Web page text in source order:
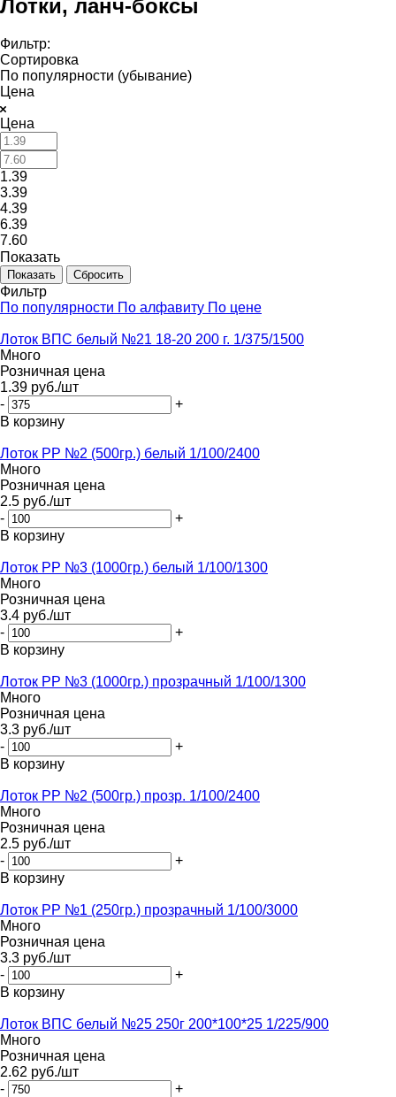
Лотки, ланч-боксы
Фильтр:
Сортировка
По популярности (убывание)
Цена
Цена
1.39
3.39
4.39
6.39
7.60
Показать
Сбросить
Фильтр
По популярности По алфавиту По цене
Лоток ВПС белый №21 18-20 200 г. 1/375/1500
Много
Розничная цена
1.39 руб./шт
-
+
В корзину
Лоток PР №2 (500гр.) белый 1/100/2400
Много
Розничная цена
2.5 руб./шт
-
+
В корзину
Лоток PР №3 (1000гр.) белый 1/100/1300
Много
Розничная цена
3.4 руб./шт
-
+
В корзину
Лоток PР №3 (1000гр.) прозрачный 1/100/1300
Много
Розничная цена
3.3 руб./шт
-
+
В корзину
Лоток PР №2 (500гр.) прозр. 1/100/2400
Много
Розничная цена
2.5 руб./шт
-
+
В корзину
Лоток PР №1 (250гр.) прозрачный 1/100/3000
Много
Розничная цена
3.3 руб./шт
-
+
В корзину
Лоток ВПС белый №25 250г 200*100*25 1/225/900
Много
Розничная цена
2.62 руб./шт
-
+